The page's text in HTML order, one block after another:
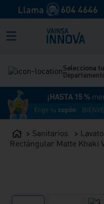
Selecciona
Sanitarios
Rectángular Matte Khaki